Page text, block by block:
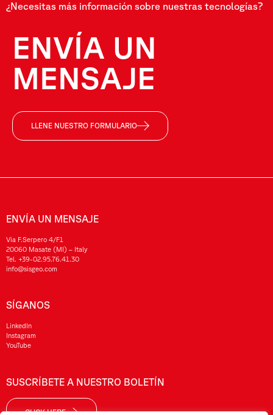
¿Necesitas más información sobre nuestras tecnologías?
ENVÍA UN
MENSAJE
LLENE NUESTRO FORMULARIO
ENVÍA UN MENSAJE
Via F.Serpero 4/F1
20060 Masate (MI) – Italy
Tel. +39-02.95.76.41.30
info@sisgeo.com
SÍGANOS
LinkedIn
Instagram
YouTube
SUSCRÍBETE A NUESTRO BOLETÍN
CLICK HERE